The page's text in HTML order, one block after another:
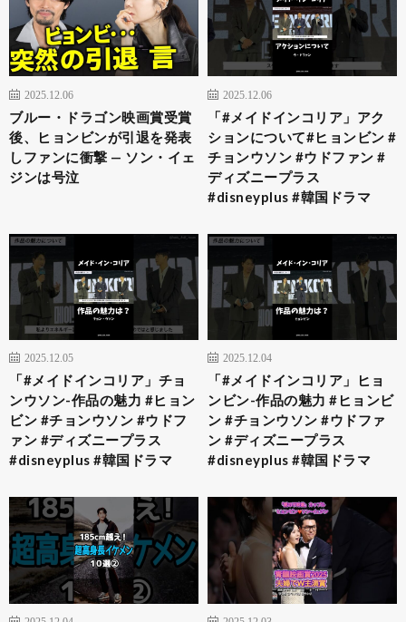
2025.12.06
ブルー・ドラゴン映画賞受賞
後、ヒョンビンが引退を発表
しファンに衝撃 — ソン・イェ
ジンは号泣
2025.12.06
「#メイドインコリア」アク
ションについて#ヒョンビン #
チョンウソン #ウドファン #
ディズニープラス
#disneyplus #韓国ドラマ
2025.12.05
「#メイドインコリア」チョ
ンウソン-作品の魅力 #ヒョン
ビン #チョンウソン #ウドフ
ァン #ディズニープラス
#disneyplus #韓国ドラマ
2025.12.04
「#メイドインコリア」ヒョ
ンビン-作品の魅力 #ヒョンビ
ン #チョンウソン #ウドファ
ン #ディズニープラス
#disneyplus #韓国ドラマ